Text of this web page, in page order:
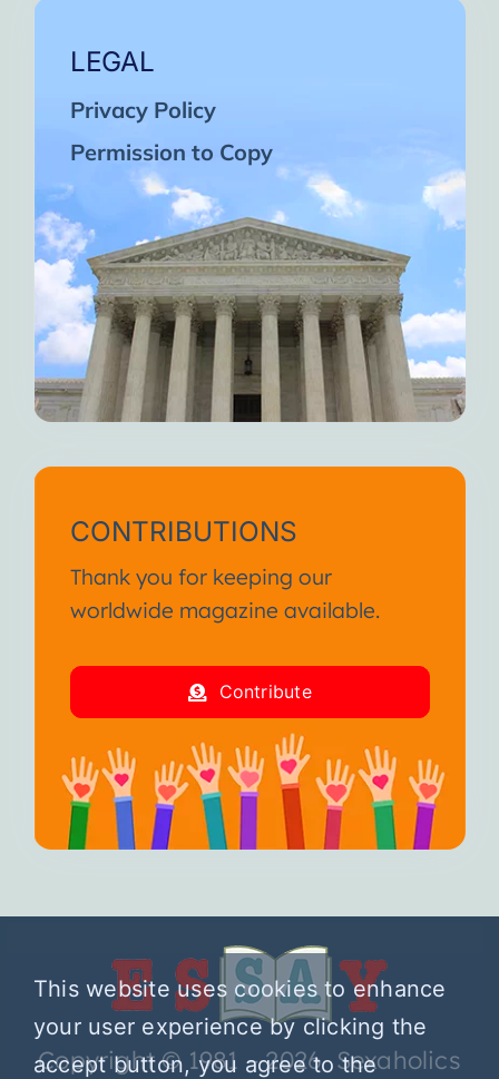
LEGAL
Privacy Policy
Permission to Copy
CONTRIBUTIONS
Thank you for keeping our
worldwide magazine available.
Contribute
Copyright © 1981 – 2026 Sexaholics
This website uses cookies to enhance
your user experience by clicking the
accept button, you agree to the